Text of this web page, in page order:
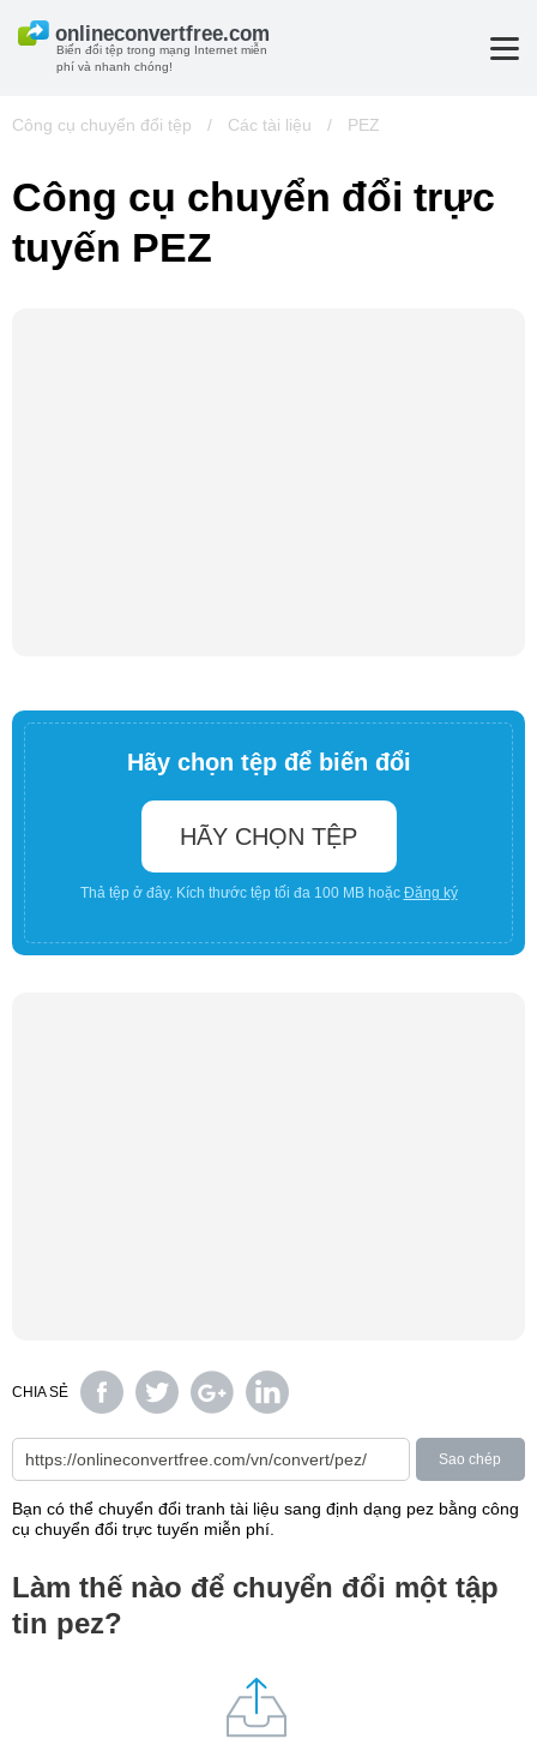
Biến đổi tệp trong mạng Internet miễn
phí và nhanh chóng!
Công cụ chuyển đổi tệp / Các tài liệu / PEZ
Công cụ chuyển đổi trực
tuyến PEZ
Hãy chọn tệp để biến đổi
HÃY CHỌN TỆP
Thả tệp ở đây. Kích thước tệp tối đa 100 MB hoặc Đăng ký
CHIA SẺ
Sao chép
Bạn có thể chuyển đổi tranh tài liệu sang định dạng pez bằng công
cụ chuyển đổi trực tuyến miễn phí.
Làm thế nào để chuyển đổi một tập
tin pez?